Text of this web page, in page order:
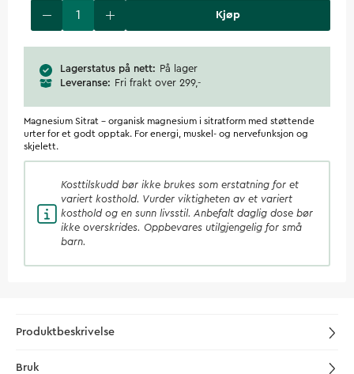
Kjøp
Lagerstatus på nett
På lager
Leveranse
Fri frakt over 299,-
Magnesium Sitrat - organisk magnesium i sitratform med støttende
urter for et godt opptak. For energi, muskel- og nervefunksjon og
skjelett.
Kosttilskudd bør ikke brukes som erstatning for et
variert kosthold. Vurder viktigheten av et variert
kosthold og en sunn livsstil. Anbefalt daglig dose bør
ikke overskrides. Oppbevares utilgjengelig for små
barn.
Produktbeskrivelse
Bruk